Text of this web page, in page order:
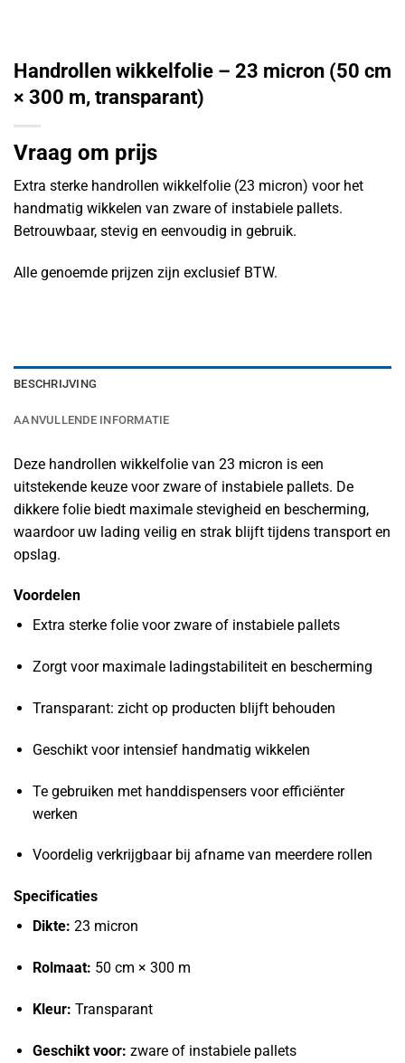
Handrollen wikkelfolie – 23 micron (50 cm
× 300 m, transparant)
Vraag om prijs
Extra sterke handrollen wikkelfolie (23 micron) voor het
handmatig wikkelen van zware of instabiele pallets.
Betrouwbaar, stevig en eenvoudig in gebruik.
Alle genoemde prijzen zijn exclusief BTW.
BESCHRIJVING
AANVULLENDE INFORMATIE
Deze handrollen wikkelfolie van 23 micron is een
uitstekende keuze voor zware of instabiele pallets. De
dikkere folie biedt maximale stevigheid en bescherming,
waardoor uw lading veilig en strak blijft tijdens transport en
opslag.
Voordelen
Extra sterke folie voor zware of instabiele pallets
Zorgt voor maximale ladingstabiliteit en bescherming
Transparant: zicht op producten blijft behouden
Geschikt voor intensief handmatig wikkelen
Te gebruiken met handdispensers voor efficiënter
werken
Voordelig verkrijgbaar bij afname van meerdere rollen
Specificaties
Dikte: 23 micron
Rolmaat: 50 cm × 300 m
Kleur: Transparant
Geschikt voor: zware of instabiele pallets